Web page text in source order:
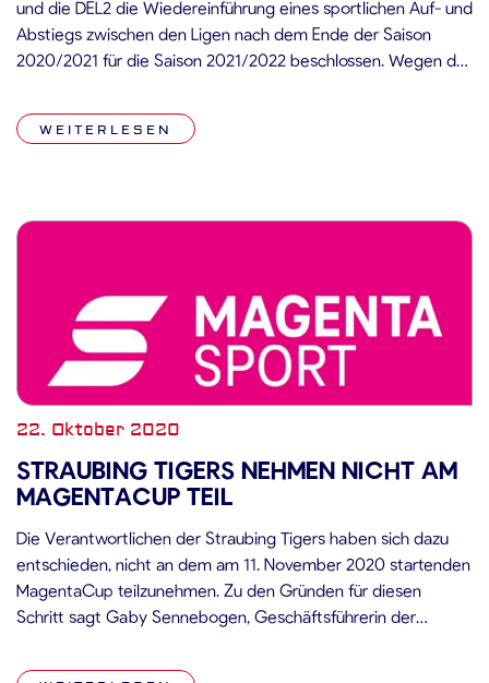
und die DEL2 die Wiedereinführung eines sportlichen Auf- und
Abstiegs zwischen den Ligen nach dem Ende der Saison
2020/2021 für die Saison 2021/2022 beschlossen. Wegen der
Schwierigkeiten sowie unter dem Einfluss der aktuellen
Unwägbarkeiten wird die Vereinbarung unter
WEITERLESEN
22. Oktober 2020
STRAUBING TIGERS NEHMEN NICHT AM
MAGENTACUP TEIL
Die Verantwortlichen der Straubing Tigers haben sich dazu
entschieden, nicht an dem am 11. November 2020 startenden
MagentaCup teilzunehmen. Zu den Gründen für diesen
Schritt sagt Gaby Sennebogen, Geschäftsführerin der
MagentaCup seitens der Telekom bei uns eingetroffen war,